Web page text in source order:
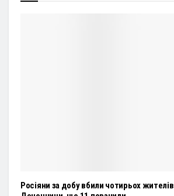
Росіяни за добу вбили чотирьох жителів